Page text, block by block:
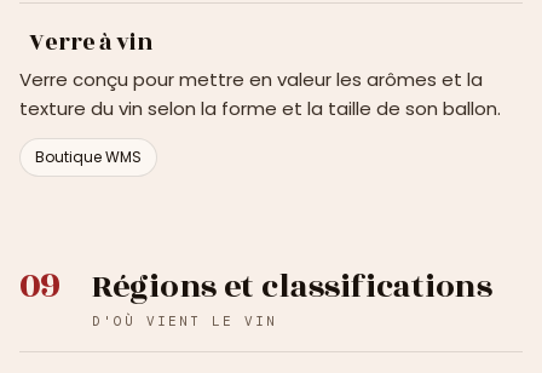
Verre à vin
Verre conçu pour mettre en valeur les arômes et la
texture du vin selon la forme et la taille de son ballon.
Boutique WMS
09 Régions et classifications
D'OÙ VIENT LE VIN